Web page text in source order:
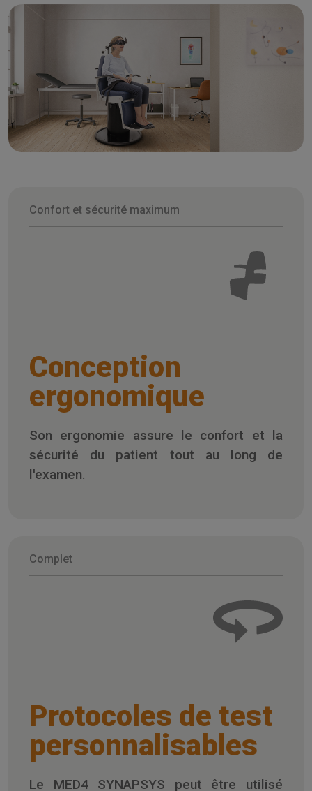
Confort et sécurité maximum
Conception
ergonomique
Son ergonomie assure le confort et la
sécurité du patient tout au long de
l'examen.
Complet
Protocoles de test
personnalisables
Le MED4 SYNAPSYS peut être utilisé